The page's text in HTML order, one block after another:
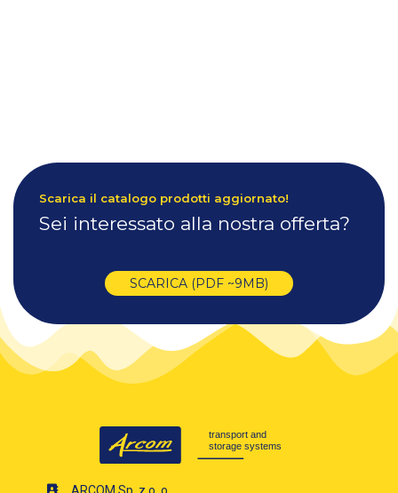
Scarica il catalogo prodotti aggiornato!
Sei interessato alla nostra offerta?
SCARICA (PDF ~9MB)
ARCOM Sp. z o. o.